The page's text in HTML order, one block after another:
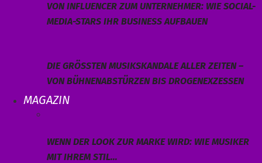
VON INFLUENCER ZUM UNTERNEHMER: WIE SOCIAL-
MEDIA-STARS IHR BUSINESS AUFBAUEN
DIE GRÖSSTEN MUSIKSKANDALE ALLER ZEITEN – V
ON BÜHNENABSTÜRZEN BIS DROGENEXZESSEN
MAGAZIN
WENN DER LOOK ZUR MARKE WIRD: WIE MUSIKER
MIT IHREM STIL…